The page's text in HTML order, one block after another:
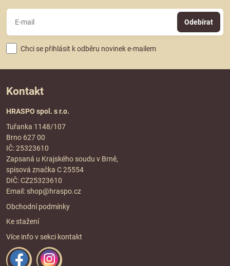
Odebírat
Chci se přihlásit k odběru novinek e-mailem
Kontakt
HRASPO spol. s r.o.
Tuřanka 1148/107
Brno 627 00
IČ: 25323610
Zapsaná u Krajského soudu v Brně,
spisová značka C 25554
DIČ: CZ25323610
Email: shop@hraspo.cz
Obchodní podmínky
Ke stažení
Více info v sekci kontakt